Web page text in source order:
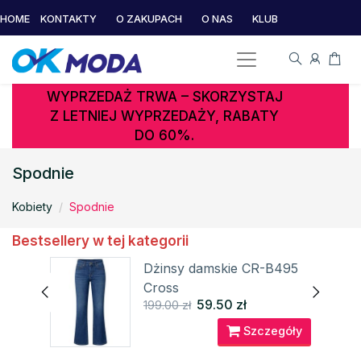
HOME KONTAKTY O ZAKUPACH O NAS KLUB
WYPRZEDAŻ TRWA – SKORZYSTAJ
Z LETNIEJ WYPRZEDAŻY, RABATY
DO 60%.
Spodnie
Kobiety Spodnie
Bestsellery w tej kategorii
Dżinsy damskie CR-B495
Cross
199.00 zł 59.50 zł
Szczegóły